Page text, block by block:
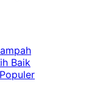
Baik